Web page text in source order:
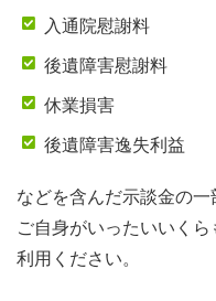
入通院慰謝料
後遺障害慰謝料
休業損害
後遺障害逸失利益
などを含んだ示談金の一
ご自身がいったいいく
利用ください。